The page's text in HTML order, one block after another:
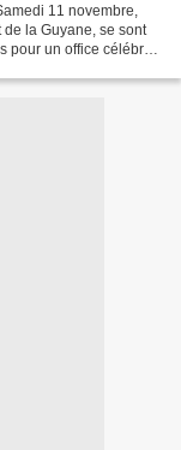
11 novembre,
la Guyane, se sont
pour un office célébré